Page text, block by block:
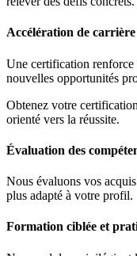
Accélération de carrière
Une certification
nouvelles opportunités
Obtenez votre
orienté vers la réussite.
Évaluation des
Nous évaluons vos
plus adapté à votre profil.
Formation ciblée et